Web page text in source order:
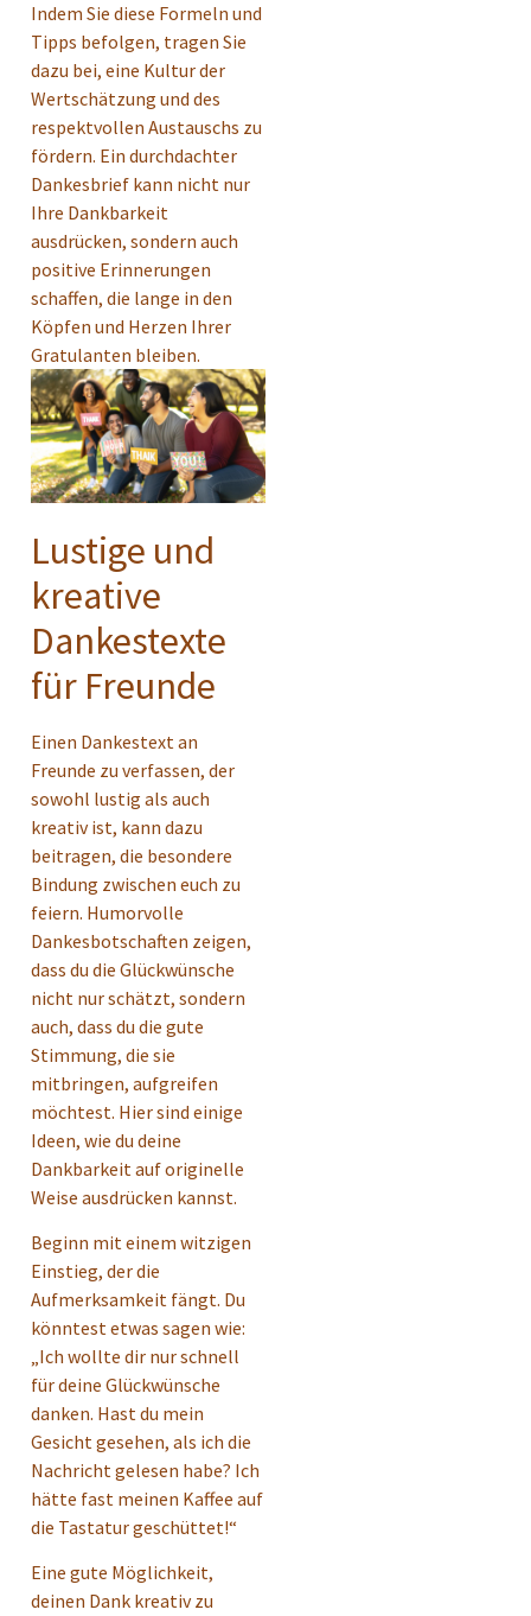
Indem Sie diese Formeln und
Tipps befolgen, tragen Sie
dazu bei, eine Kultur der
Wertschätzung und des
respektvollen Austauschs zu
fördern. Ein durchdachter
Dankesbrief kann nicht nur
Ihre Dankbarkeit
ausdrücken, sondern auch
positive Erinnerungen
schaffen, die lange in den
Köpfen und Herzen Ihrer
Gratulanten bleiben.
Lustige und
kreative
Dankestexte
für Freunde
Einen Dankestext an
Freunde zu verfassen, der
sowohl lustig als auch
kreativ ist, kann dazu
beitragen, die besondere
Bindung zwischen euch zu
feiern. Humorvolle
Dankesbotschaften zeigen,
dass du die Glückwünsche
nicht nur schätzt, sondern
auch, dass du die gute
Stimmung, die sie
mitbringen, aufgreifen
möchtest. Hier sind einige
Ideen, wie du deine
Dankbarkeit auf originelle
Weise ausdrücken kannst.
Beginn mit einem witzigen
Einstieg, der die
Aufmerksamkeit fängt. Du
könntest etwas sagen wie:
„Ich wollte dir nur schnell
für deine Glückwünsche
danken. Hast du mein
Gesicht gesehen, als ich die
Nachricht gelesen habe? Ich
hätte fast meinen Kaffee auf
die Tastatur geschüttet!“
Eine gute Möglichkeit,
deinen Dank kreativ zu